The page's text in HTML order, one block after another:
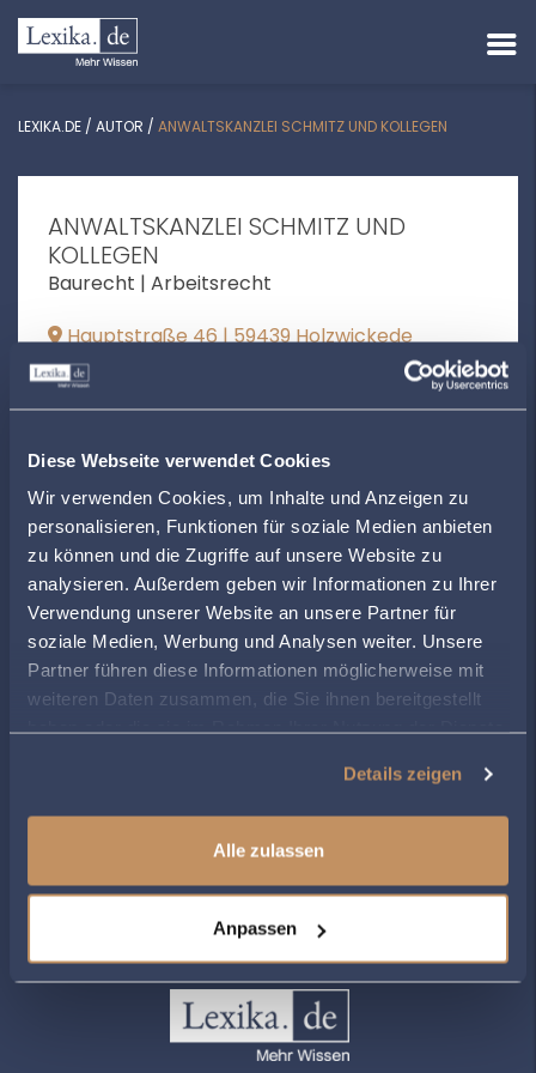
Diese Webseite verwendet Cookies
Wir verwenden Cookies, um Inhalte und Anzeigen zu
personalisieren, Funktionen für soziale Medien anbieten
zu können und die Zugriffe auf unsere Website zu
analysieren. Außerdem geben wir Informationen zu Ihrer
Verwendung unserer Website an unsere Partner für
soziale Medien, Werbung und Analysen weiter. Unsere
Partner führen diese Informationen möglicherweise mit
weiteren Daten zusammen, die Sie ihnen bereitgestellt
haben oder die sie im Rahmen Ihrer Nutzung der Dienste
Details zeigen
Alle zulassen
Anpassen
LEXIKA.DE / AUTOR / ANWALTSKANZLEI SCHMITZ UND KOLLEGEN
ANWALTSKANZLEI SCHMITZ UND
KOLLEGEN
Baurecht | Arbeitsrecht
Hauptstraße 46 | 59439 Holzwickede
info@kanzleischmitz.de
+492301912130
www.kanzleischmitz.de
ÖFFNUNGSZEITEN
Montag 09:00 - 13:00, 13:30 - 17:00
Dienstag
09:00 - 13:00, 13:30 - 17:00
Mittwoch
09:00 -
14:00
Donnerstag
09:00 - 13:00, 13:30 - 17:00